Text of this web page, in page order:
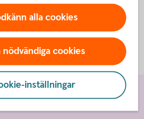
alla cookies
nödvändiga cookies
inställningar